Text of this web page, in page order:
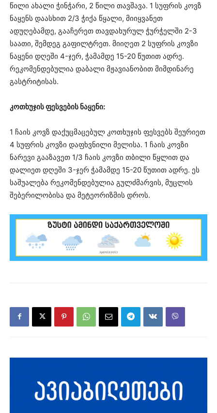
წილი ახალი ჭინჭარი, 2 წილი თავშავა. 1 სუფრის კოვზ
ნაყენს დაასხით 2/3 ჭიქა წყალი, მიიყვანეთ
ადუღებამდე, გააჩერეთ თავდახურულ ჭურჭელში 2-3
საათი, შემდეგ გაფილტრეთ. მიიღეთ 2 სუფრის კოვზი
ნაყენი დღეში 4-ჯერ, ჭამამდე 15-20 წუთით ადრე.
რეკომენდებულია დაბალი მჟავიანობით მიმდინარე
გასტრიტისას.
კოთხუჯის ფესვების ნაყენი:
1 ჩაის კოვზ დაქუცმაცებულ კოთხუჯის ფესვებს შეურიეთ
4 სუფრის კოვზი დაფხვნილი მელისა. 1 ჩაის კოვზი
ნარევი გააზავეთ 1/3 ჩაის კოვზი თბილი წყლით და
დალიეთ დღეში 3-ჯერ ჭამამდე 15-20 წუთით ადრე. ეს
საშუალება რეკომენდებულია გულძმარვის, მუცლის
შებერილობისა და მეტეორიზმის დროს.